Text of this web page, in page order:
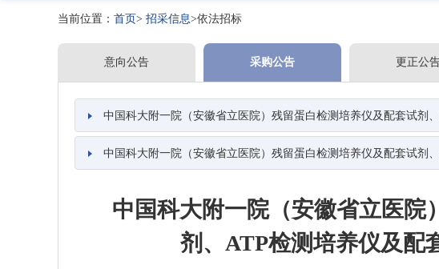
当前位置： 首页> 招采信息>依法招标
意向公告 采购公告 更正公
中国科大附一院（安徽省立医院）残留蛋白检测培养仪及配套试剂、ATP检测
中国科大附一院（安徽省立医院）残留蛋白检测培养仪及配套试剂、ATP
中国科大附一院（安徽省立医院
剂、ATP检测培养仪及配